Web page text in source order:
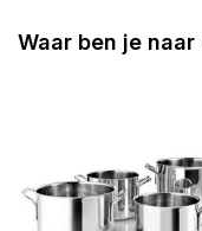
Waar ben je naar